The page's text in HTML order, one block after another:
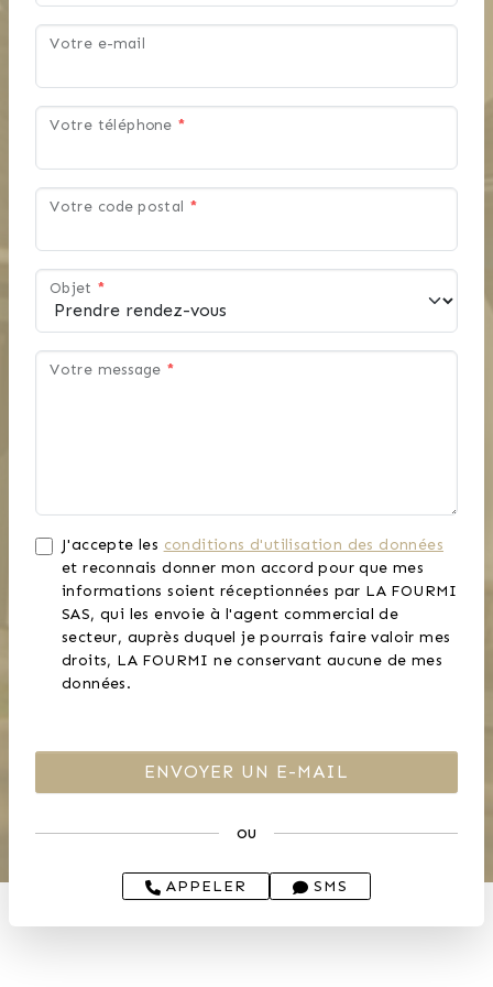
A bientôt, je l'espère, pour l'étude
de votre projet...
Votre e-mail
Votre téléphone *
Votre code postal *
Objet *
Votre message *
J'accepte les conditions d'utilisation des données
et reconnais donner mon accord pour que mes
informations soient réceptionnées par LA FOURMI
SAS, qui les envoie à l'agent commercial de
secteur, auprès duquel je pourrais faire valoir mes
droits, LA FOURMI ne conservant aucune de mes
données.
ou
APPELER SMS